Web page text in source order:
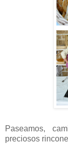
Paseamos,
preciosos